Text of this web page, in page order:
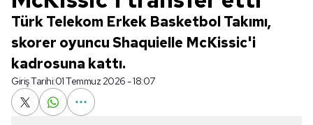
Türk Telekom Erkek Basketbol Takımı,
skorer oyuncu Shaquielle McKissic'i
kadrosuna kattı.
Giriş Tarihi:01 Temmuz 2026 - 18:07